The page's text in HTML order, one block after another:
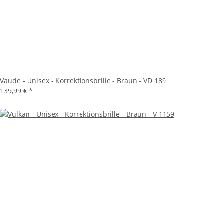
Vaude - Unisex - Korrektionsbrille - Braun - VD 189
139,99 € *